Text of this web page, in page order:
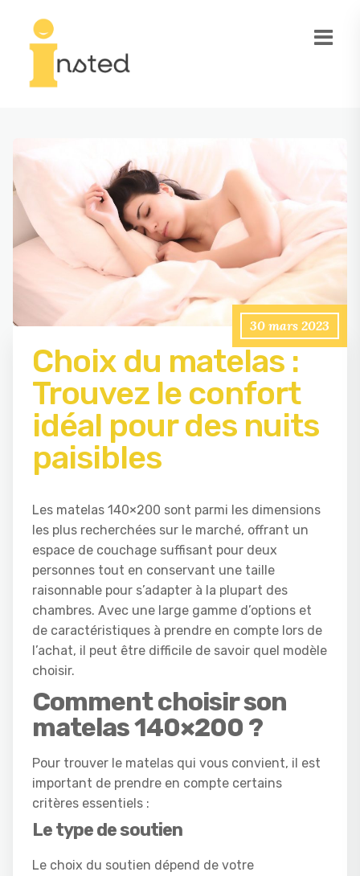
30 mars 2023
Choix du matelas :
Trouvez le confort
idéal pour des nuits
paisibles
Les matelas 140×200 sont parmi les dimensions
les plus recherchées sur le marché, offrant un
espace de couchage suffisant pour deux
personnes tout en conservant une taille
raisonnable pour s’adapter à la plupart des
chambres. Avec une large gamme d’options et
de caractéristiques à prendre en compte lors de
l’achat, il peut être difficile de savoir quel modèle
choisir.
Comment choisir son
matelas 140×200 ?
Pour trouver le matelas qui vous convient, il est
important de prendre en compte certains
critères essentiels :
Le type de soutien
Le choix du soutien dépend de votre